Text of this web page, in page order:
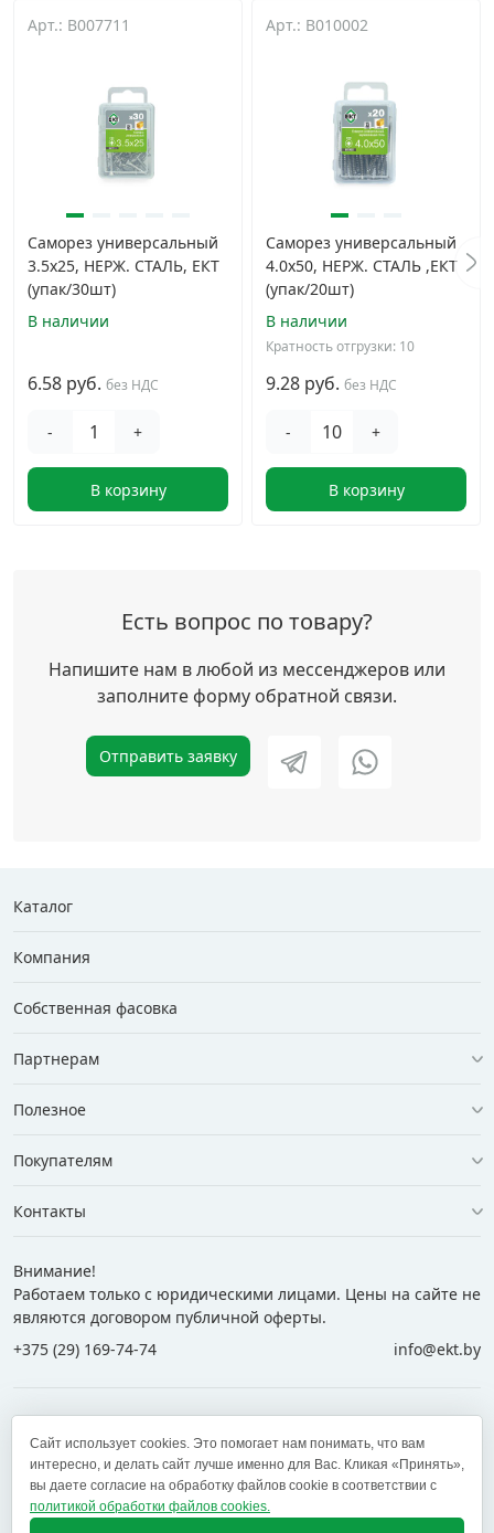
Арт.: B007711
Саморез универсальный
3.5х25, НЕРЖ. СТАЛЬ, ЕКТ
(упак/30шт)
В наличии
6.58 руб. без НДС
- +
В корзину
Арт.: B010002
Саморез универсальный
4.0х50, НЕРЖ. СТАЛЬ ,ЕКТ
(упак/20шт)
В наличии
Кратность отгрузки: 10
9.28 руб. без НДС
- +
В корзину
Есть вопрос по товару?
Напишите нам в любой из мессенджеров или
заполните форму обратной связи.
Отправить заявку
Каталог
Компания
Собственная фасовка
Партнерам
Полезное
Покупателям
Контакты
Внимание!
Работаем только с юридическими лицами. Цены на сайте не
являются договором публичной оферты.
+375 (29) 169-74-74
info@ekt.by
+375 (17) 269-74-74
zakaz@ekt.by
Оставить отзыв
Сайт использует cookies. Это помогает нам понимать, что вам
интересно, и делать сайт лучше именно для Вас. Кликая «Принять»,
вы даете согласие на обработку файлов cookie в соответствии с
политикой обработки файлов cookies.